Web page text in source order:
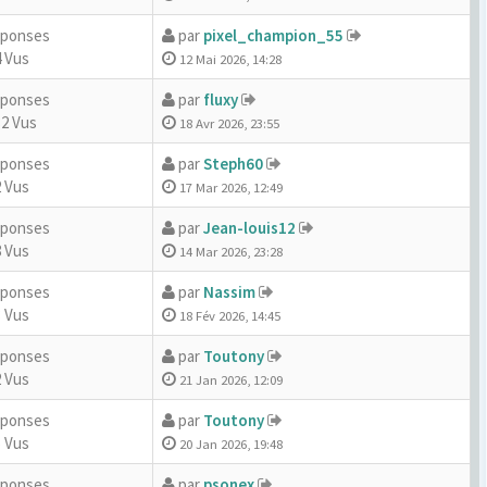
Vus
par pixel_champion_55
12 Mai 2026, 14:28
Vus
par fluxy
18 Avr 2026, 23:55
Vus
parSteph60
17 Mar 2026, 12:49
Vus
parJean-louis12
14 Mar 2026, 23:28
Vus
par Nassim
18 Fév 2026, 14:45
Vus
par Toutony
21 Jan 2026, 12:09
Vus
par Toutony
20 Jan 2026, 19:48